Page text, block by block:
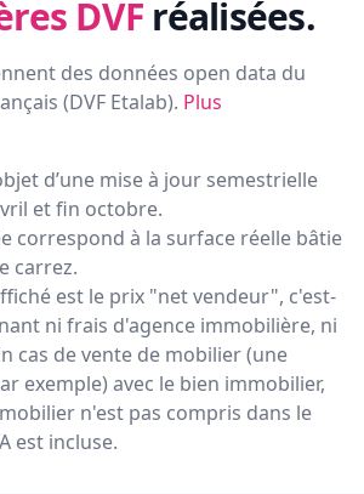
DVF réalisées.
des données open data du
(DVF Etalab). Plus
d’une mise à jour semestrielle
et fin octobre.
correspond à la surface réelle bâtie
carrez.
est le prix "net vendeur", c'est-
ni frais d'agence immobilière, ni
cas de vente de mobilier (une
exemple) avec le bien immobilier,
n'est pas compris dans le
est incluse.